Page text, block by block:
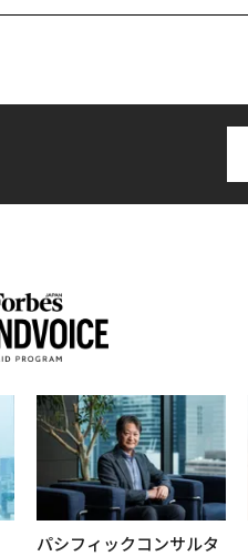
パシフィックコンサルタ